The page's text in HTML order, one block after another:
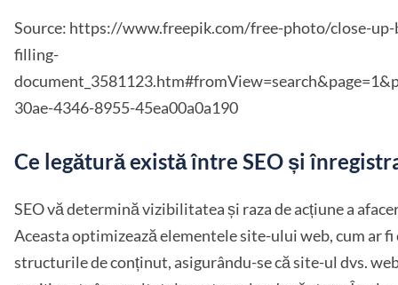
Source: https://www.freepik.com/free-photo/close-
filling-
30ae-4346-8955-45ea00a0a190
Ce legătură există între SEO și
SEO vă determină vizibilitatea și raza de acțiune a
Aceasta optimizează elementele site-ului web, cum ar
structurile de conținut, asigurându-se că site-ul dvs.